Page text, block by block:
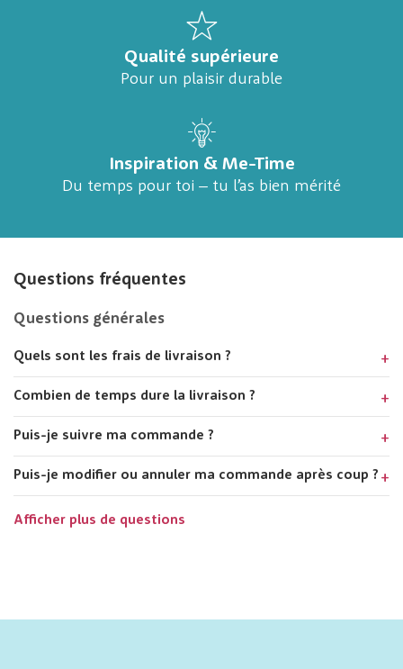
Qualité supérieure
Pour un plaisir durable
Inspiration & Me-Time
Du temps pour toi – tu l’as bien mérité
Questions fréquentes
Questions générales
Quels sont les frais de livraison ?
Combien de temps dure la livraison ?
Puis-je suivre ma commande ?
Puis-je modifier ou annuler ma commande après coup ?
Afficher plus de questions